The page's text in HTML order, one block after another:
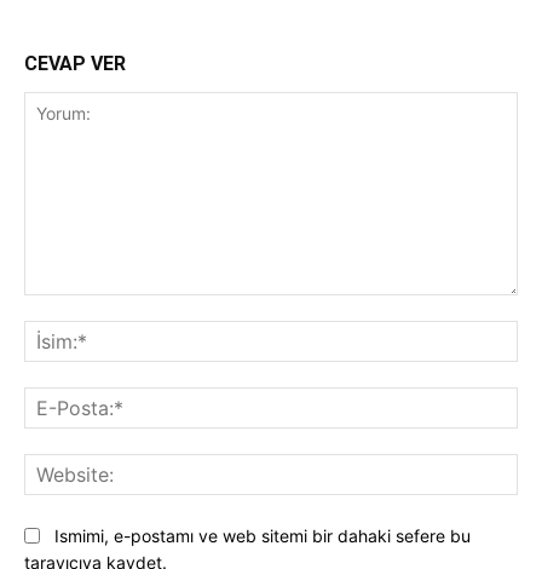
CEVAP VER
Ismimi, e-postamı ve web sitemi bir dahaki sefere bu
tarayıcıya kaydet.